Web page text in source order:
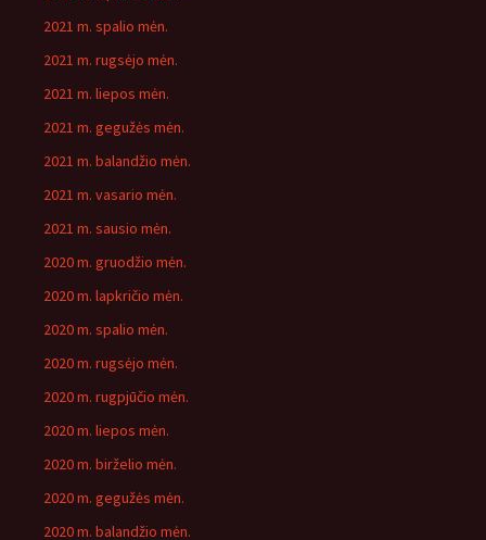
2021 m. spalio mėn.
2021 m. rugsėjo mėn.
2021 m. liepos mėn.
2021 m. gegužės mėn.
2021 m. balandžio mėn.
2021 m. vasario mėn.
2021 m. sausio mėn.
2020 m. gruodžio mėn.
2020 m. lapkričio mėn.
2020 m. spalio mėn.
2020 m. rugsėjo mėn.
2020 m. rugpjūčio mėn.
2020 m. liepos mėn.
2020 m. birželio mėn.
2020 m. gegužės mėn.
2020 m. balandžio mėn.